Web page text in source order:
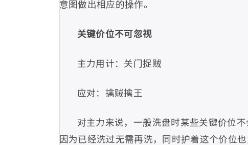
意图做出相应的操作。
关键价位不可忽视
主力用计：关门捉贼
应对：擒贼擒王
对主力来说，一般洗盘时某些关键价位
因为已经洗过无需再洗，同时护着这个价位